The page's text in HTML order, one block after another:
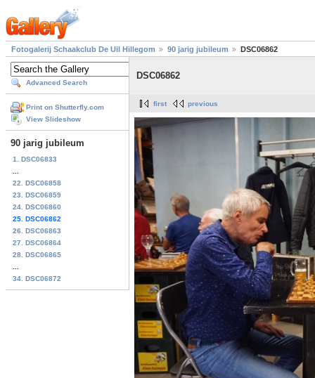
Fotogalerij Schaakclub De Uil Hillegom 90 jarig jubileum DSC06862
Advanced Search
Print on Shutterfly.com
View Slideshow
90 jarig jubileum
1. DSC06833
22. DSC06858
23. DSC06859
24. DSC06860
25. DSC06862
26. DSC06863
27. DSC06864
28. DSC06865
34. DSC06872
DSC06862
first previous